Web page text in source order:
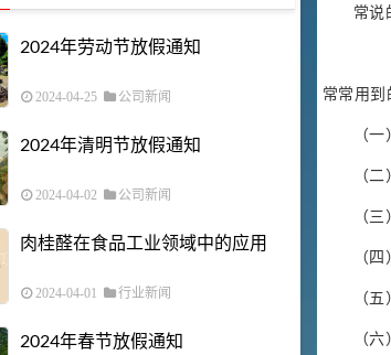
常说
常常用到
（
（
（
（
（
（
2024年劳动节放假通知
2024-04-25 公司新闻
2024年清明节放假通知
2024-04-02 公司新闻
肉桂醛在食品工业领域中的应用
2024-04-01 行业新闻
2024年春节放假通知